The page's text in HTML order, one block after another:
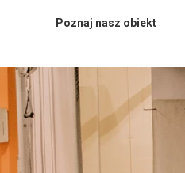
Poznaj nasz obiekt